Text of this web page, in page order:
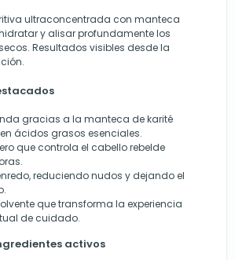
ultraconcentrada con manteca
y alisar profundamente los
Resultados visibles desde la
gracias a la manteca de karité
ácidos grasos esenciales.
que controla el cabello rebelde
reduciendo nudos y dejando el
que transforma la experiencia
de cuidado.
activos